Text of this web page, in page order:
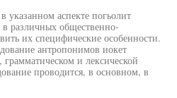
указанном аспекте погьолит
различных общественно-
их специфические особенности.
антропонимов иокет
и лексической
проводится, в основном, в